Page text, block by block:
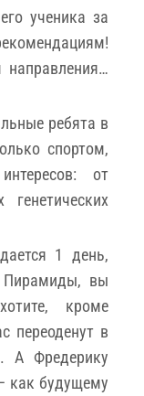
ученика за
ребята в
спортом,
от
1 день,
Пирамиды, вы
кроме
переоденут в
А Фредерику
как будущему